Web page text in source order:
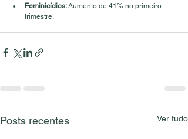
Feminicídios: Aumento de 41% no primeiro
trimestre.
Posts recentes Ver tudo